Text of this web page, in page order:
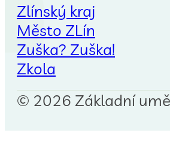
Zlínský kraj
Město ZLín
Zuška? Zuška!
Zkola
© 2026 Základní